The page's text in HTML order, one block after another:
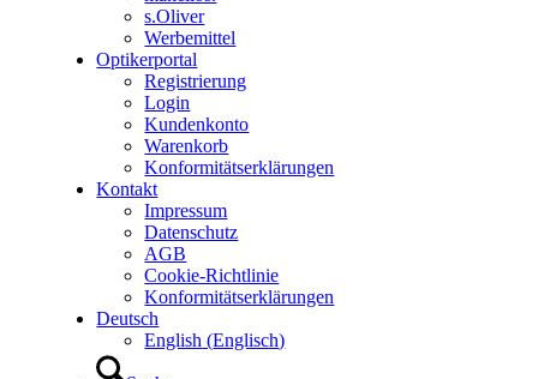
s.Oliver
Werbemittel
Optikerportal
Registrierung
Login
Kundenkonto
Warenkorb
Konformitätserklärungen
Kontakt
Impressum
Datenschutz
AGB
Cookie-Richtlinie
Konformitätserklärungen
Deutsch
English (Englisch)